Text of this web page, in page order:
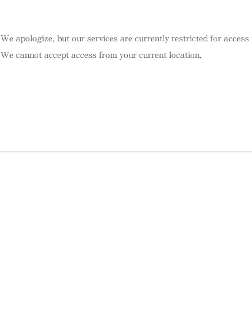
We apologize, but our services are currently restricted for
We cannot accept access from your current location.